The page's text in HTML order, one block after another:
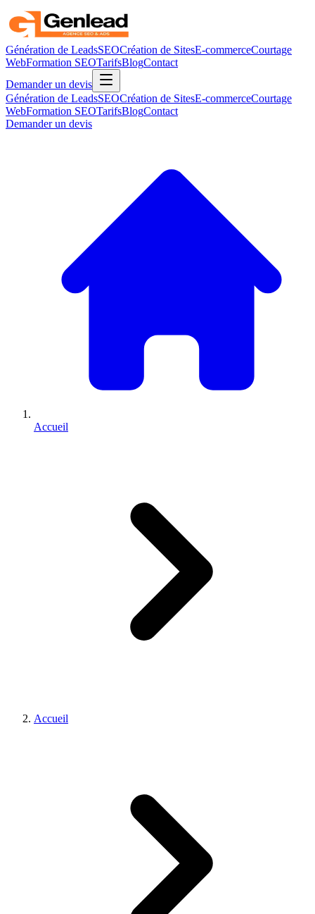
Génération de LeadsSEOCréation de SitesE-commerceCourtage
WebFormation SEOTarifsBlogContact
Demander un devis
Génération de LeadsSEOCréation de SitesE-commerceCourtage
WebFormation SEOTarifsBlogContact
Demander un devis
Accueil
Accueil